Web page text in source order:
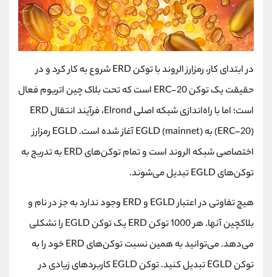
در ابتدای کار، رمزارز الروند با توکن ERD شروع به کار کرد و در
حقیقت یک توکن ERC-20 است که تحت بلاک چین اتریوم فعال
است؛ اما با راه‌اندازی شبکه اصلی Elrond، فرآیند انتقال ERD
(ERC-20) به EGLD (mainnet) آغاز شده است. EGLD رمزارز
اختصاصی شبکه الروند است و تمام توکن‌های ERD به تدریج به
توکن‌های EGLD تبدیل می‌شوند.
هیچ تفاوتی در اعتبار EGLD و ERD وجود ندارد به جز در نام و
بلاکچین آنها. هر 1000 توکن ERD یک توکن EGLD را تشکلی
می‌دهد. می‌توانید به همین نسبت توکن‌های ERD خود را به
توکن EGLD تبدیل کنید. توکن EGLD کاربرد‌های زیادی در